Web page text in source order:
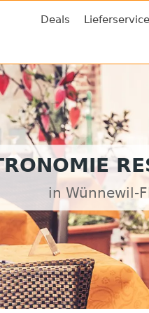
Deals Lieferservice
in Wünnewil-